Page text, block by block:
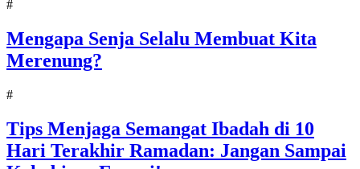
#
Mengapa Senja Selalu Membuat Kita
Merenung?
#
Tips Menjaga Semangat Ibadah di 10
Hari Terakhir Ramadan: Jangan Sampai